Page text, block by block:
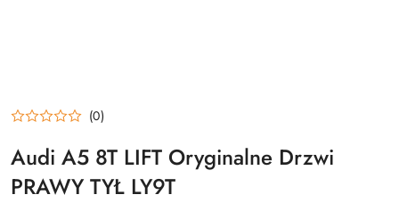
(0)
Audi A5 8T LIFT Oryginalne Drzwi
PRAWY TYŁ LY9T